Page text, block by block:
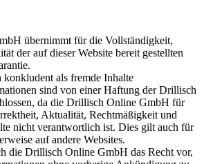
übernimmt für die Vollständigkeit,
der auf dieser Website bereit gestellten
als fremde Inhalte
sind von einer Haftung der Drillisch
da die Drillisch Online GmbH für
Aktualität, Rechtmäßigkeit und
nicht verantwortlich ist. Dies gilt auch für
auf andere Websites.
die Drillisch Online GmbH das Recht vor,